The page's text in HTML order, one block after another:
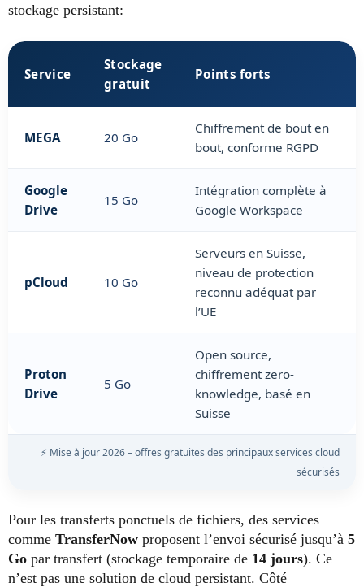
stockage persistant:
Service
Stockage
gratuit
Points forts
MEGA 20 Go
Chiffrement de bout en
bout, conforme RGPD
Google
Drive
15 Go
Intégration complète à
Google Workspace
pCloud 10 Go
Serveurs en Suisse,
niveau de protection
reconnu adéquat par
l’UE
Proton
Drive
5 Go
Open source,
chiffrement zero-
knowledge, basé en
Suisse
⚡ Mise à jour 2026 – offres gratuites des principaux services cloud
sécurisés
Pour les transferts ponctuels de fichiers, des services
comme TransferNow proposent l’envoi sécurisé jusqu’à 5
Go par transfert (stockage temporaire de 14 jours). Ce
n’est pas une solution de cloud persistant. Côté